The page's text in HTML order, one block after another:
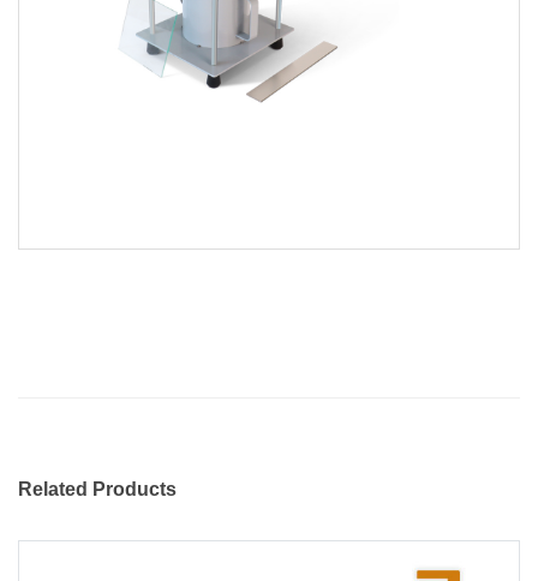
Related Products